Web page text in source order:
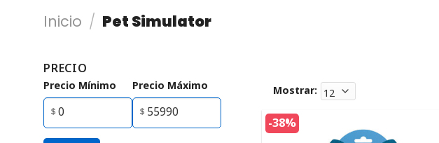
Inicio / Pet Simulator
PRECIO
Precio Mínimo Precio Máximo Mostrar:
-38%